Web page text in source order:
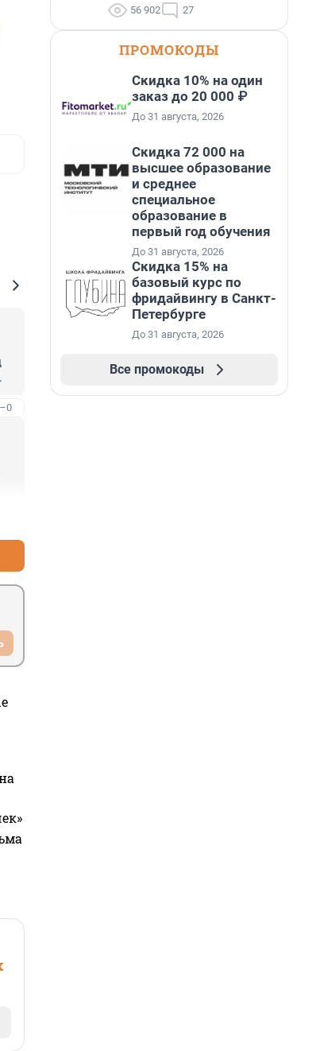
–0
56 902 27
ПРОМОКОДЫ
Скидка 10% на один
заказ до 20 000 ₽
До 31 августа, 2026
Скидка 72 000 на
высшее образование
и среднее
специальное
образование в
первый год обучения
До 31 августа, 2026
Скидка 15% на
базовый курс по
фридайвингу в Санкт-
Петербурге
До 31 августа, 2026
Все промокоды